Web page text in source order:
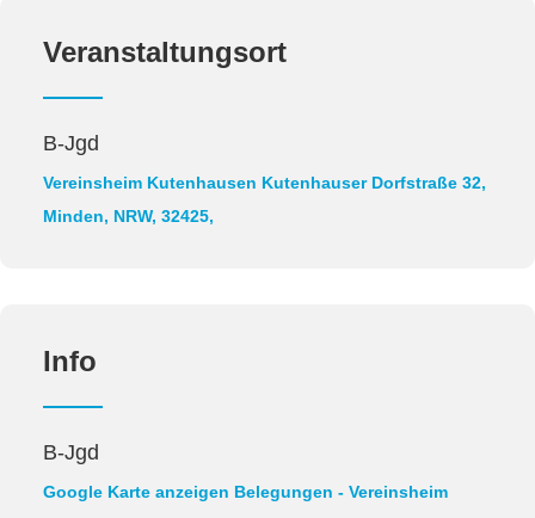
Veranstaltungsort
B-Jgd
Vereinsheim Kutenhausen Kutenhauser Dorfstraße 32,
Minden, NRW, 32425,
Info
B-Jgd
Google Karte anzeigen Belegungen - Vereinsheim